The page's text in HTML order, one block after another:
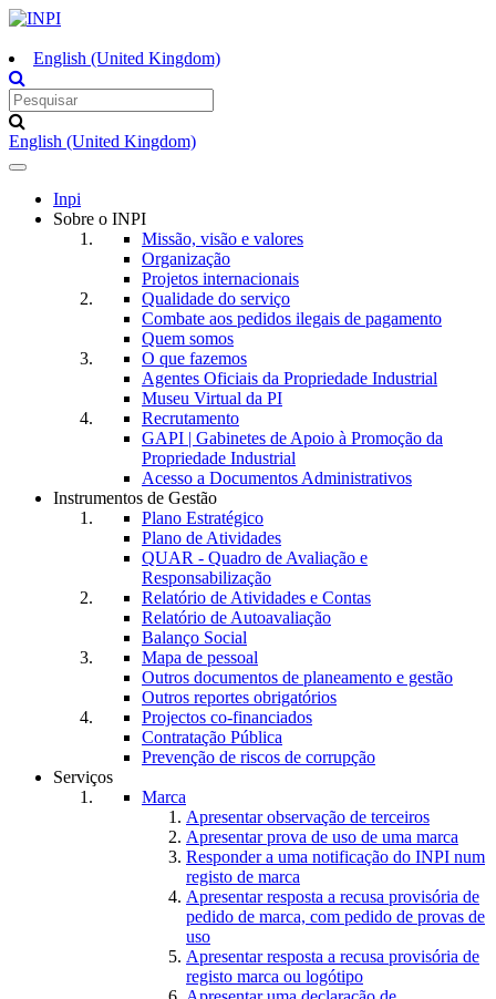
English (United Kingdom)
English (United Kingdom)
Toggle
navigation
Inpi
Sobre o INPI
Missão, visão e valores
Organização
Projetos internacionais
Qualidade do serviço
Combate aos pedidos ilegais de pagamento
Quem somos
O que fazemos
Agentes Oficiais da Propriedade Industrial
Museu Virtual da PI
Recrutamento
GAPI | Gabinetes de Apoio à Promoção da
Propriedade Industrial
Acesso a Documentos Administrativos
Instrumentos de Gestão
Plano Estratégico
Plano de Atividades
QUAR - Quadro de Avaliação e
Responsabilização
Relatório de Atividades e Contas
Relatório de Autoavaliação
Balanço Social
Mapa de pessoal
Outros documentos de planeamento e gestão
Outros reportes obrigatórios
Projectos co-financiados
Contratação Pública
Prevenção de riscos de corrupção
Serviços
Marca
Apresentar observação de terceiros
Apresentar prova de uso de uma marca
Responder a uma notificação do INPI num
registo de marca
Apresentar resposta a recusa provisória de
pedido de marca, com pedido de provas de
uso
Apresentar resposta a recusa provisória de
registo marca ou logótipo